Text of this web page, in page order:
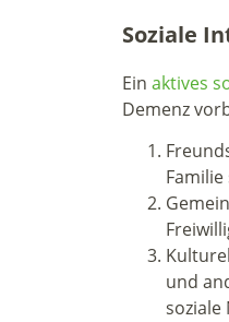
Soziale
Ein aktives
Demenz
und
soziale